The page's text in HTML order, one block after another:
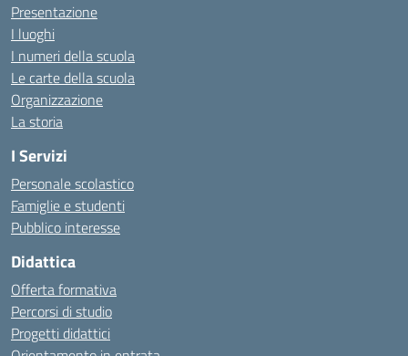
Presentazione
I luoghi
I numeri della scuola
Le carte della scuola
Organizzazione
La storia
I Servizi
Personale scolastico
Famiglie e studenti
Pubblico interesse
Didattica
Offerta formativa
Percorsi di studio
Progetti didattici